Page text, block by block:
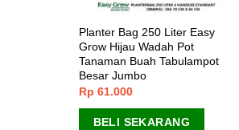
Planter Bag 250 Liter Easy
Grow Hijau Wadah Pot
Tanaman Buah Tabulampot
Besar Jumbo
Rp 61.000
BELI SEKARANG